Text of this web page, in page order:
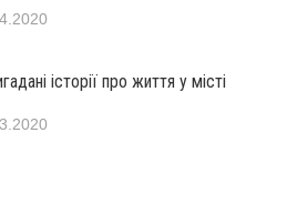
історії про життя у місті